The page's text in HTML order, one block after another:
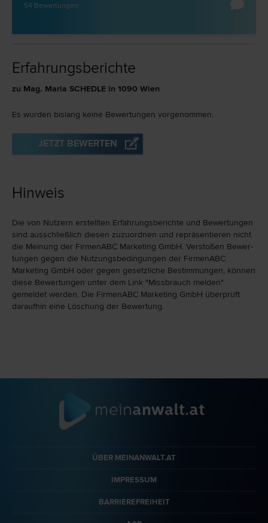
54 Bewertungen
Erfahrungsberichte
zu Mag. Maria SCHEDLE in 1090 Wien
Es wurden bislang keine Bewertungen vorgenommen.
JETZT BEWERTEN
Hinweis
Die von Nutzern erstellten Erfahrungs­berichte und Bewer­tungen
sind ausschließlich diesen zuzu­ord­nen und repräsen­tieren nicht
die Meinung der FirmenABC Marketing GmbH. Verstoßen Bewer­
tungen gegen die Nutzungs­bedingungen der FirmenABC
Marketing GmbH oder gegen gesetzliche Bestim­mungen, können
diese Bewertungen unter dem Link "Miss­brauch melden"
gemeldet werden. Die FirmenABC Marketing GmbH überprüft
daraufhin eine Löschung der Bewertung.
ÜBER MEINANWALT.AT
IMPRESSUM
BARRIEREFREIHEIT